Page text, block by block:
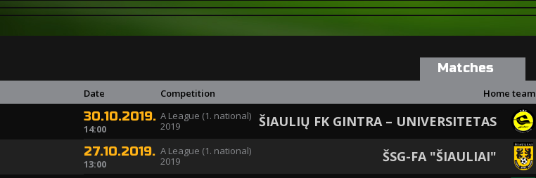
Matches
Date Competition Home team
30.10.2019.
14:00
A League (1. national)
2019
ŠIAULIŲ FK GINTRA – UNIVERSITETAS
27.10.2019.
13:00
A League (1. national)
2019
ŠSG-FA "ŠIAULIAI"